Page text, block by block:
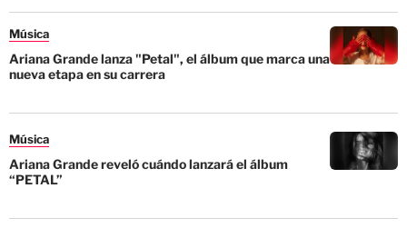
Música
Ariana Grande lanza "Petal", el álbum que marca una
nueva etapa en su carrera
Música
Ariana Grande reveló cuándo lanzará el álbum
“PETAL”